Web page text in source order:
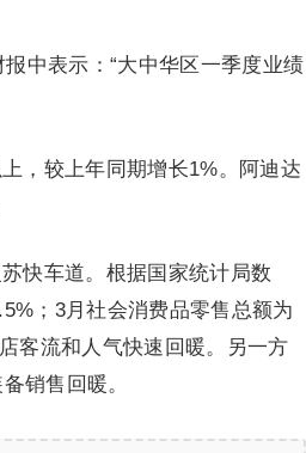
中表示：“大中华区一季度业绩
，较上年同期增长1%。阿迪达
快车道。根据国家统计局数
；3月社会消费品零售总额为
客流和人气快速回暖。另一方
销售回暖。